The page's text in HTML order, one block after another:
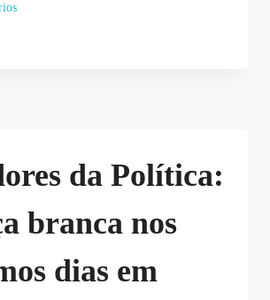
da Política:
branca nos
dias em